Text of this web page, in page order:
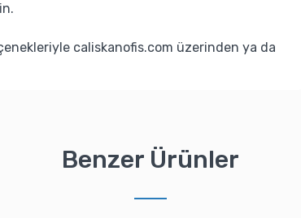
caliskanofis.com üzerinden ya da
Benzer Ürünler